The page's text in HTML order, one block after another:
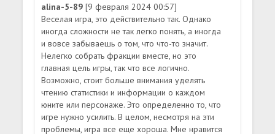
alina-5-89[9 февраля 2024 00:57]
Веселая игра, это действительно так. Однако
иногда сложности не так легко понять, а иногда
и вовсе забываешь о том, что что-то значит.
Нелегко собрать фракции вместе, но это
главная цель игры, так что все логично.
Возможно, стоит больше внимания уделять
чтению статистики и информации о каждом
юните или персонаже. Это определенно то, что
игре нужно усилить. В целом, несмотря на эти
проблемы, игра все еще хороша. Мне нравится